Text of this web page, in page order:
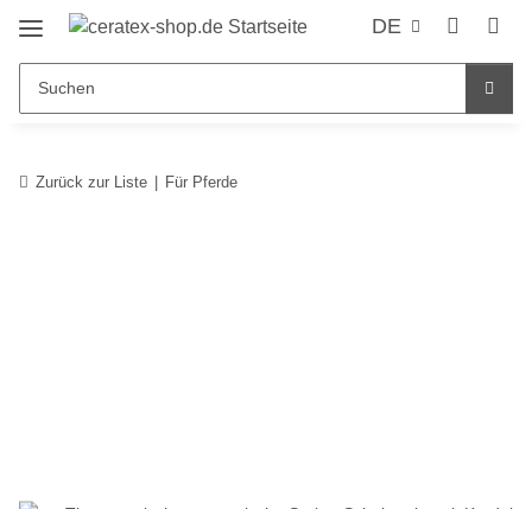
DE
Zurück zur Liste Für Pferde